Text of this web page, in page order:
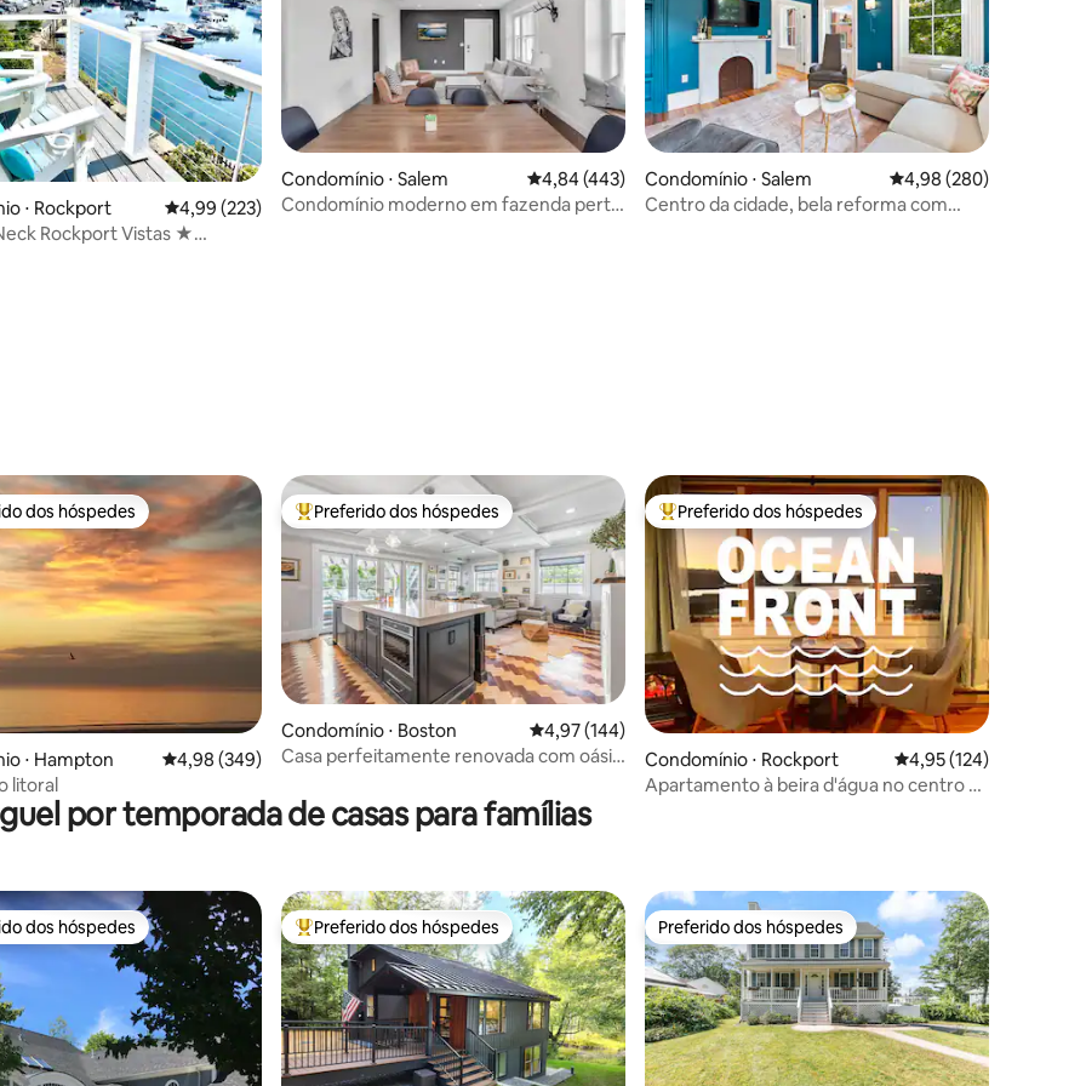
de 5, 104 avaliações
⋅ Rockport 4,99 de uma avaliação média de 5, 223 avaliações
4,99 (223)
Rockport Vistas ★
Condomínio ⋅ Salem 4,84 de uma avaliação média de 5, 443 avaliações
4,84 (443)
Condomínio moderno em fazenda perto
Condomínio ⋅ Salem 4,98 de uma avaliação
4,98 (280)
Centro da cidade, bela reforma com
de 5, 205 avaliações
preferidos dos hóspedes
dos hóspedes
⋅ Hampton 4,98 de uma avaliação média de 5, 349 avaliações
4,98 (349)
litoral
Entre os melhores preferidos dos hóspedes
Preferido dos hóspedes
Condomínio ⋅ Boston 4,97 de uma avaliação média de 5, 144 avaliações
4,97 (144)
Casa perfeitamente renovada com oásis
Entre os melhores preferidos dos hóspedes
Preferido dos hóspedes
Condomínio ⋅ Rockport 4,95 de uma avaliação
4,95 (124)
Apartamento à beira d'água no centro da
por temporada de casas para famílias
preferidos dos hóspedes
dos hóspedes Entre os melhores preferidos dos hóspedes
Preferido dos hóspedes Preferido dos hóspedes
Preferido dos hóspedes